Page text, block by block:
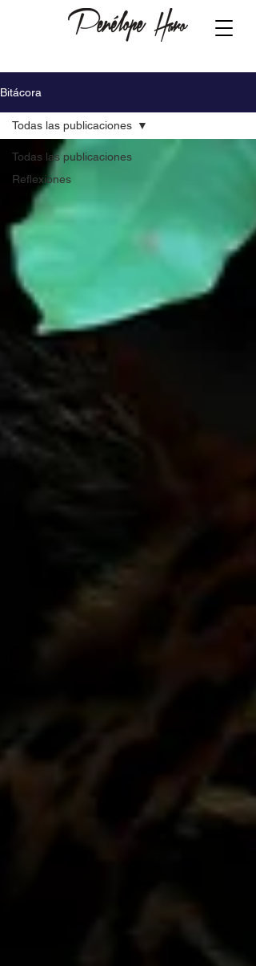
Bitácora
Todas las publicaciones
Reflexiones
Todas las publicaciones